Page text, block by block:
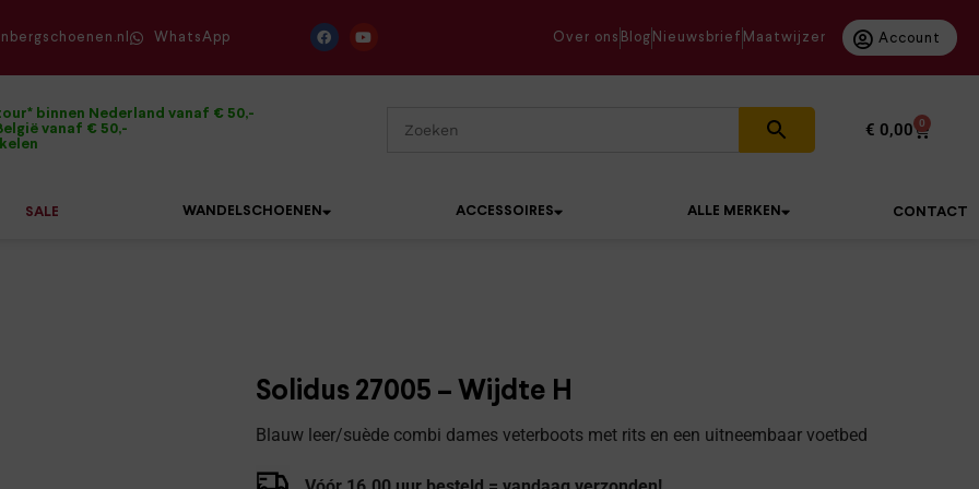
WhatsApp Over ons Blog Nieuwsbrief Maatwijzer Account
binnen Nederland vanaf € 50,-
vanaf € 50,-
€ 0,00 0
SALE WANDELSCHOENEN ACCESSOIRES ALLE MERKEN CONTACT
Solidus 27005 – Wijdte H
Blauw leer/suède combi dames veterboots met rits en een uitneembaar voetbed